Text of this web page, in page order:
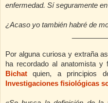
enfermedad. Sí seguramente
¿Acaso yo también habré de
Por alguna curiosa y extraña
ha recordado al anatomista y
Bichat
quien, a principios
Investigaciones fisiológicas